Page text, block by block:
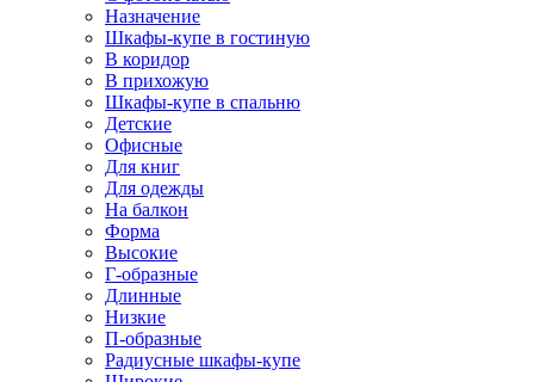
Назначение
Шкафы-купе в гостиную
В коридор
В прихожую
Шкафы-купе в спальню
Детские
Офисные
Для книг
Для одежды
На балкон
Форма
Высокие
Г-образные
Длинные
Низкие
П-образные
Радиусные шкафы-купе